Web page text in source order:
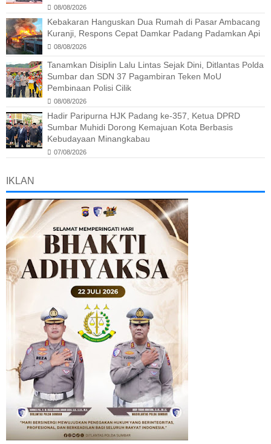
08/08/2026
Kebakaran Hanguskan Dua Rumah di Pasar Ambacang
Kuranji, Respons Cepat Damkar Padang Padamkan Api
08/08/2026
Tanamkan Disiplin Lalu Lintas Sejak Dini, Ditlantas Polda
Sumbar dan SDN 37 Pagambiran Teken MoU
Pembinaan Polisi Cilik
08/08/2026
Hadir Paripurna HJK Padang ke-357, Ketua DPRD
Sumbar Muhidi Dorong Kemajuan Kota Berbasis
Kebudayaan Minangkabau
07/08/2026
IKLAN